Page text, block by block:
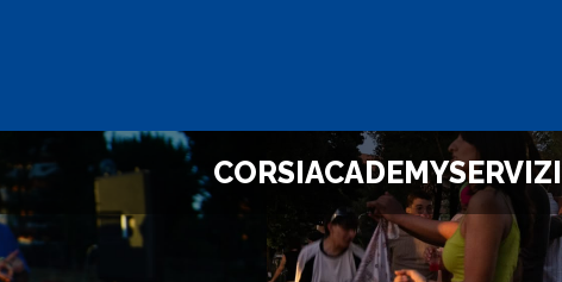
CORSIACADEMYSERVIZI